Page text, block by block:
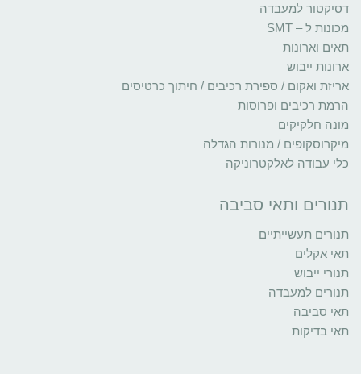
דסיקטור למעבדה
מכונות ל – SMT
תאים וארונות
ארונות ייבוש
אריזת ואקום / ספירת רכיבים / חיתוך כרטיסים
הרמת רכיבים ופרוסות
מונה חלקיקים
מיקרוסקופים / מנורות הגדלה
כלי עבודה לאלקטרוניקה
תנורים ותאי סביבה
תנורים תעשייתיים
תאי אקלים
תנורי ייבוש
תנורים למעבדה
תאי סביבה
תאי בדיקות